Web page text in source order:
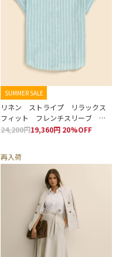
SUMMER SALE
リネン ストライプ リラックス
フィット フレンチスリーブ シ
ャツ
24,200円19,360円 20%OFF
再入荷